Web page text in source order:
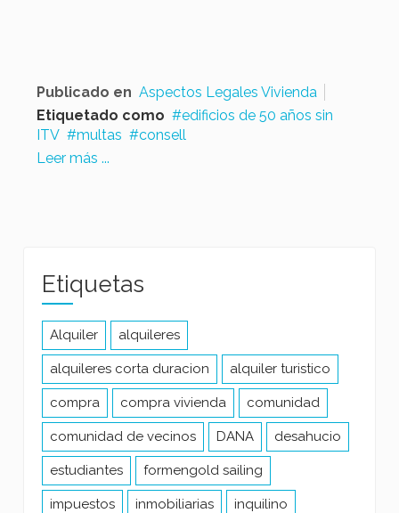
Publicado en Aspectos Legales Vivienda
Etiquetado como
edificios de 50 años sin
ITV
multas
consell
Leer más ...
Etiquetas
Alquiler alquileres
alquileres corta duracion alquiler turistico
compra compra vivienda comunidad
comunidad de vecinos DANA desahucio
estudiantes formengold sailing
impuestos inmobiliarias inquilino